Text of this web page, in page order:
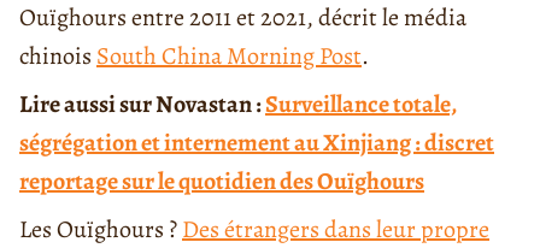
Ouïghours entre 2011 et 2021, décrit le média
chinois South China Morning Post.
Lire aussi sur Novastan :Surveillance totale,
ségrégation et internement au Xinjiang : discret
reportage sur le quotidien des Ouïghours
Les Ouïghours ?Des étrangers dans leur propre